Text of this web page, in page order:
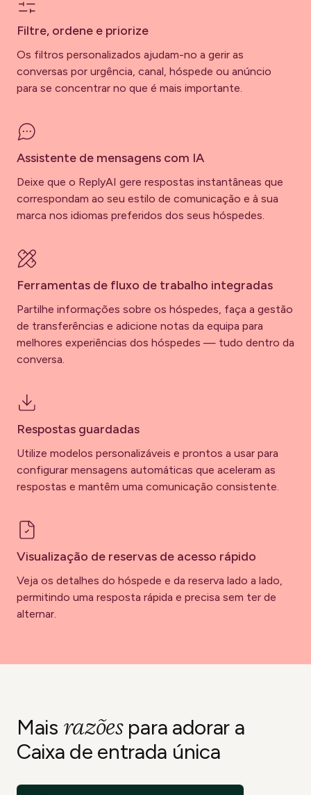
Filtre, ordene e priorize
Os filtros personalizados ajudam-no a gerir as
conversas por urgência, canal, hóspede ou anúncio
para se concentrar no que é mais importante.
Assistente de mensagens com IA
Deixe que o ReplyAI gere respostas instantâneas que
correspondam ao seu estilo de comunicação e à sua
marca nos idiomas preferidos dos seus hóspedes.
Ferramentas de fluxo de trabalho integradas
Partilhe informações sobre os hóspedes, faça a gestão
de transferências e adicione notas da equipa para
melhores experiências dos hóspedes — tudo dentro da
conversa.
Respostas guardadas
Utilize modelos personalizáveis e prontos a usar para
configurar mensagens automáticas que aceleram as
respostas e mantêm uma comunicação consistente.
Visualização de reservas de acesso rápido
Veja os detalhes do hóspede e da reserva lado a lado,
permitindo uma resposta rápida e precisa sem ter de
alternar.
Mais razõespara adorar a
Caixa de entrada única